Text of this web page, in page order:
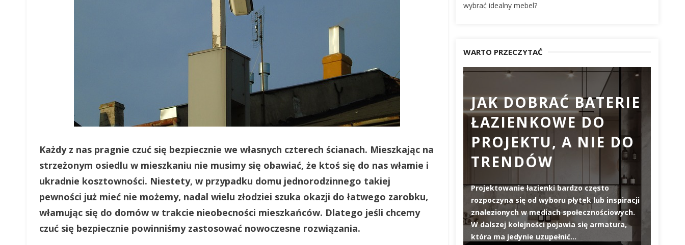
Każdy z nas pragnie czuć się bezpiecznie we własnych czterech ścianach. Mieszkając na
strzeżonym osiedlu w mieszkaniu nie musimy się obawiać, że ktoś się do nas włamie i
ukradnie kosztowności. Niestety, w przypadku domu jednorodzinnego takiej
pewności już mieć nie możemy, nadal wielu złodziei szuka okazji do łatwego zarobku,
włamując się do domów w trakcie nieobecności mieszkańców. Dlatego jeśli chcemy
czuć się bezpiecznie powinniśmy zastosować nowoczesne rozwiązania.
wybrać idealny mebel?
WARTO PRZECZYTAĆ
JAK DOBRAĆ BATERIE
ŁAZIENKOWE DO
PROJEKTU, A NIE DO
TRENDÓW
Projektowanie łazienki bardzo często
rozpoczyna się od wyboru płytek lub inspiracji
znalezionych w mediach społecznościowych.
W dalszej kolejności pojawia się armatura,
która ma jedynie uzupełnić…